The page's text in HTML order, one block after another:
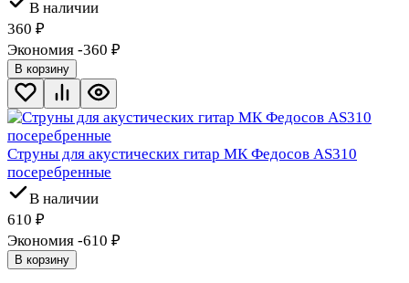
В наличии
360 ₽
Экономия -360 ₽
В корзину
Струны для акустических гитар МК Федосов AS310
посеребренные
В наличии
610 ₽
Экономия -610 ₽
В корзину